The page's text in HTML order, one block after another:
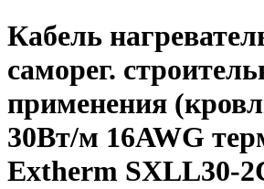
Кабель
саморег.
применения
30Вт/м 16AWG
Extherm SXLL30-